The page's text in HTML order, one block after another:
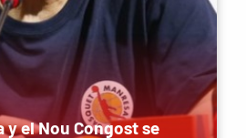
y el Nou Congost se